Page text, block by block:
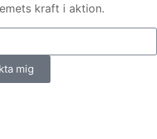
kraft i aktion.
mig